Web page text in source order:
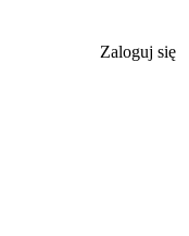
Zaloguj się